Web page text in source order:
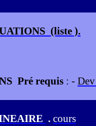
ONS (liste ).
Pré requis : - Dev
. cours